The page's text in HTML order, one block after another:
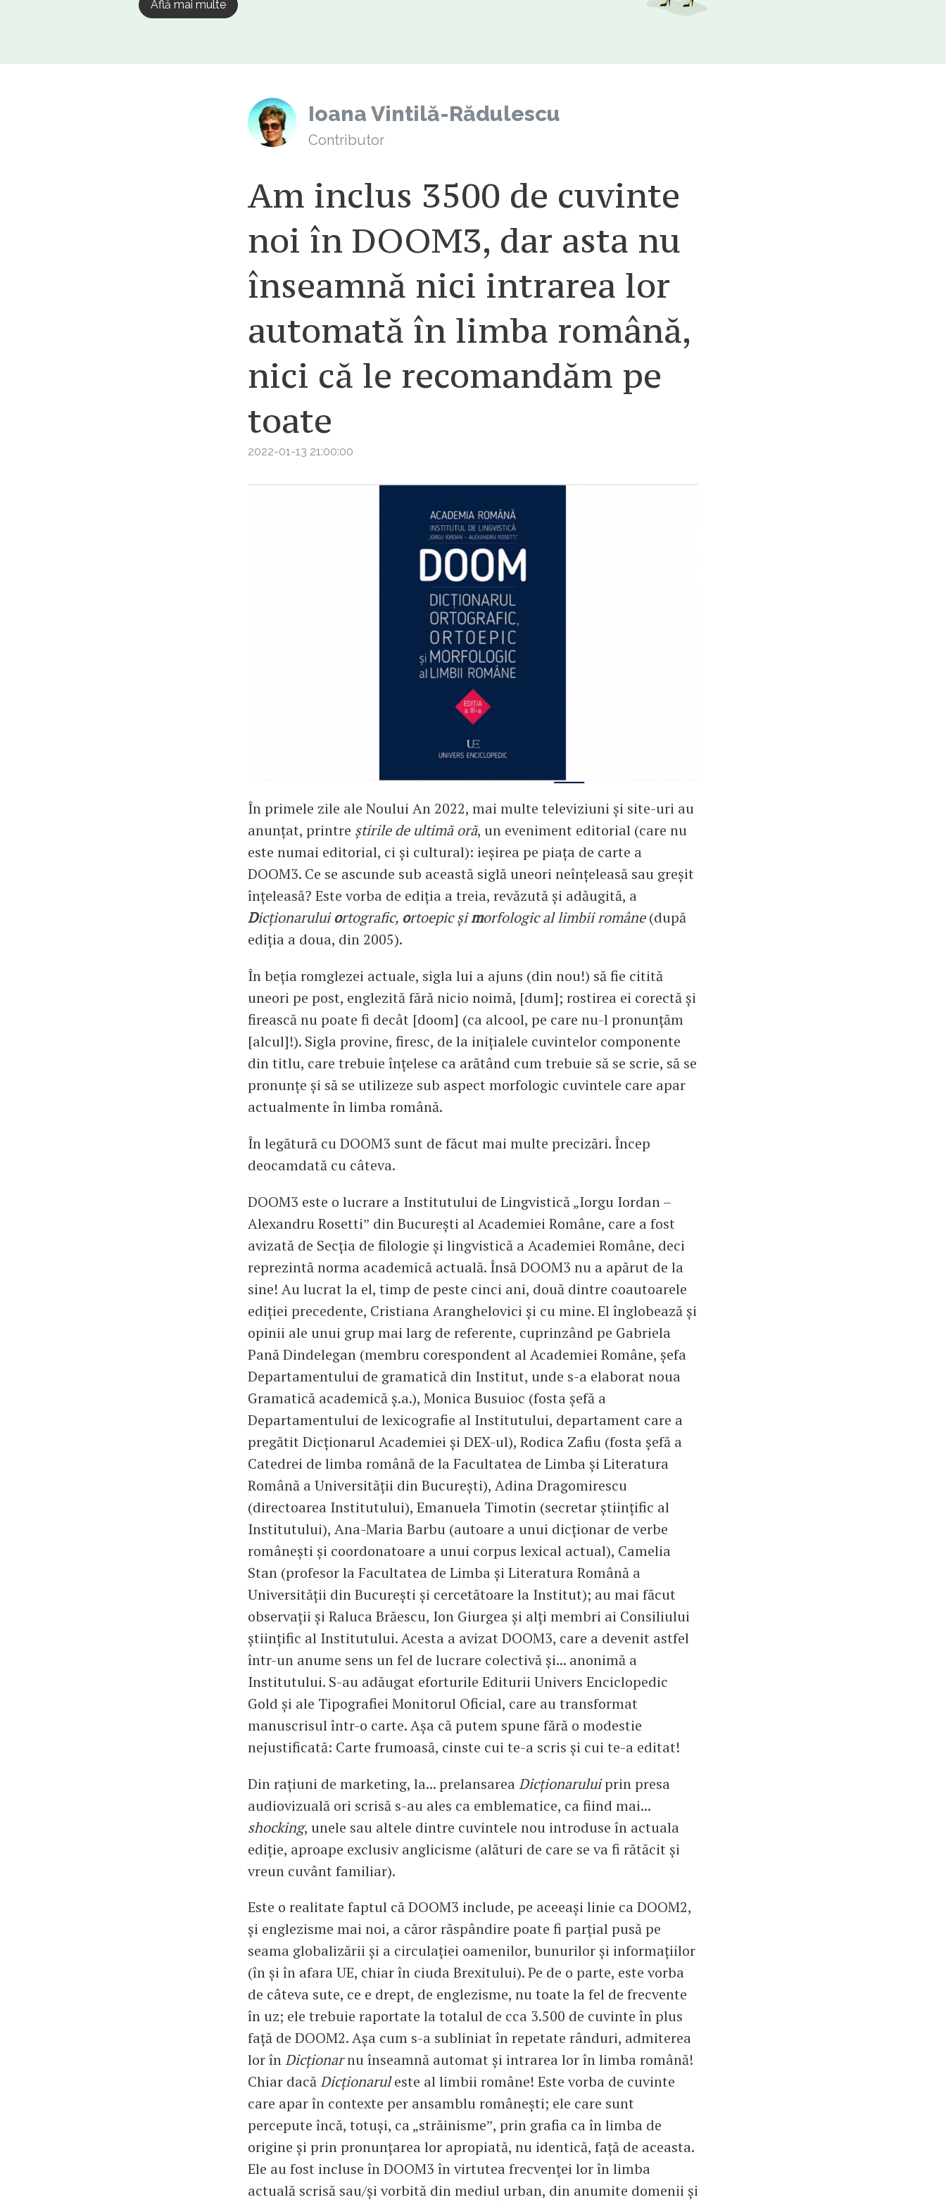
Află mai multe
Ioana Vintilă-Rădulescu
Contributor
Am inclus 3500 de cuvinte
noi în DOOM3, dar asta nu
înseamnă nici intrarea lor
automată în limba română,
nici că le recomandăm pe
toate
2022-01-13 21:00:00
În primele zile ale Noului An 2022, mai multe televiziuni și site-uri au
anunțat, printre știrile de ultimă oră, un eveniment editorial (care nu
este numai editorial, ci și cultural): ieșirea pe piața de carte a
DOOM3. Ce se ascunde sub această siglă uneori neînțeleasă sau greșit
înțeleasă? Este vorba de ediția a treia, revăzută și adăugită, a
Dicționaruluiortografic, ortoepic șimorfologic al limbii române(după
ediția a doua, din 2005).
În beția romglezei actuale, sigla lui a ajuns (din nou!) să fie citită
uneori pe post, englezită fără nicio noimă, [dum]; rostirea ei corectă și
firească nu poate fi decât [doom] (ca alcool, pe care nu-l pronunțăm
[alcul]!). Sigla provine, firesc, de la inițialele cuvintelor componente
din titlu, care trebuie înțelese ca arătând cum trebuie să se scrie, să se
pronunțe și să se utilizeze sub aspect morfologic cuvintele care apar
actualmente în limba română.
În legătură cu DOOM3 sunt de făcut mai multe precizări. Încep
deocamdată cu câteva.
DOOM3 este o lucrare a Institutului de Lingvistică „Iorgu Iordan –
Alexandru Rosettiˮ din București al Academiei Române, care a fost
avizată de Secția de filologie și lingvistică a Academiei Române, deci
reprezintă norma academică actuală. Însă DOOM3 nu a apărut de la
sine! Au lucrat la el, timp de peste cinci ani, două dintre coautoarele
ediției precedente, Cristiana Aranghelovici și cu mine. El înglobează și
opinii ale unui grup mai larg de referente, cuprinzând pe Gabriela
Pană Dindelegan (membru corespondent al Academiei Române, șefa
Departamentului de gramatică din Institut, unde s-a elaborat noua
Gramatică academică ș.a.), Monica Busuioc (fosta șefă a
Departamentului de lexicografie al Institutului, departament care a
pregătit Dicționarul Academiei și DEX-ul), Rodica Zafiu (fosta șefă a
Catedrei de limba română de la Facultatea de Limba și Literatura
Română a Universității din București), Adina Dragomirescu
(directoarea Institutului), Emanuela Timotin (secretar științific al
Institutului), Ana-Maria Barbu (autoare a unui dicționar de verbe
românești și coordonatoare a unui corpus lexical actual), Camelia
Stan (profesor la Facultatea de Limba și Literatura Română a
Universității din București și cercetătoare la Institut); au mai făcut
observații și Raluca Brăescu, Ion Giurgea și alți membri ai Consiliului
științific al Institutului. Acesta a avizat DOOM3, care a devenit astfel
într-un anume sens un fel de lucrare colectivă și... anonimă a
Institutului. S-au adăugat eforturile Editurii Univers Enciclopedic
Gold și ale Tipografiei Monitorul Oficial, care au transformat
manuscrisul într-o carte. Așa că putem spune fără o modestie
nejustificată: Carte frumoasă, cinste cui te-a scris și cui te-a editat!
Din rațiuni de marketing, la... prelansareaDicționaruluiprin presa
audiovizuală ori scrisă s-au ales ca emblematice, ca fiind mai...
shocking, unele sau altele dintre cuvintele nou introduse în actuala
ediție, aproape exclusiv anglicisme (alături de care se va fi rătăcit și
vreun cuvânt familiar).
Este o realitate faptul că DOOM3 include, pe aceeași linie ca DOOM2,
și englezisme mai noi, a căror răspândire poate fi parțial pusă pe
seama globalizării și a circulației oamenilor, bunurilor și informațiilor
(în și în afara UE, chiar în ciuda Brexitului). Pe de o parte, este vorba
de câteva sute, ce e drept, de englezisme, nu toate la fel de frecvente
în uz; ele trebuie raportate la totalul de cca 3.500 de cuvinte în plus
față de DOOM2. Așa cum s-a subliniat în repetate rânduri, admiterea
lor înDicționarnu înseamnă automat și intrarea lor în limba română!
Chiar dacăDicționaruleste al limbii române! Este vorba de cuvinte
care apar în contexte per ansamblu românești; ele care sunt
percepute încă, totuși, ca „străinismeˮ, prin grafia ca în limba de
origine și prin pronunțarea lor apropiată, nu identică, față de aceasta.
Ele au fost incluse în DOOM3 în virtutea frecvenței lor în limba
actuală scrisă sau/și vorbită din mediul urban, din anumite domenii și